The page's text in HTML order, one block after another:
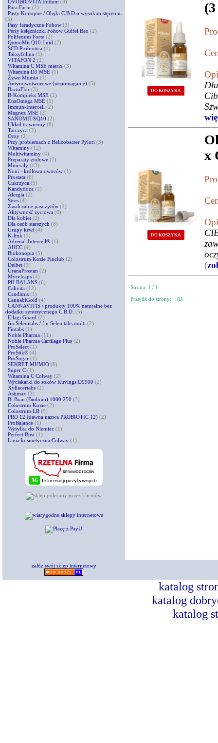
OVOBIOVITA Initium (3)
Para Farm (2)
Pasty Konopne / Olejki C.B.D o wysokim stężeniu.
(5)
Pasy faradyczne Fohow (3)
Perły księżniczki Fohow Guifei Bao (2)
Polifenum Forte (2)
QuinoMit Q10 fluid (2)
SCD Probiotica (1)
Taksyfolina (1)
VITAFON 2 (2)
Witamina C MSE matrix (3)
Witamina D3 MSE (1)
Żywe Mumio (1)
Antynowotworowe (wspomaganie) (5)
BactoFlor (3)
B-Kompleks MSE (2)
EnzOmega MSE (1)
Immun-Intercell (2)
Magnez MSE (2)
SANOMIT®Q10 (2)
Układ trawienny (8)
Tarczyca (2)
Oczy (2)
Przy problemach z Helicobacter Pylori (3)
Witaminy (12)
Multiwitaminy (4)
Preparaty ziołowe (7)
Minerały (13)
Noni - królowa owoców (1)
Prostata (6)
Cukrzyca (5)
Kandydoza (1)
Alergia (2)
Stres (4)
Zwalczanie pasożytów (1)
Aktywność życiowa (6)
Dla kobiet (2)
Dla osób starszych (8)
Grupy krwi (4)
K-link (1)
Adrenal-Intercell® (1)
AHCC (4)
Biokonopia (5)
Colostrum Kozie Finclub (2)
Delbet (1)
GranaProstan (2)
Mycelcaps (4)
PH BALANS (6)
Calivita (12)
Candimis (1)
CannabiGold (4)
CANNAVITIS / produkty 100% naturalne bez
dodatku syntetycznego C.B.D. (5)
Ellagi Guard (2)
fin Selenitabs / fin Selenitabs multi (2)
Fintabs (1)
Noble Pharma (11)
Noble Pharma Cartilage Plus (2)
ProSelect (1)
ProStik® (4)
ProSugar (1)
SEKRET MUMIO (8)
Super C (1)
Witamina C Colway (2)
Wyciskarki do soków Kuvings D9900 (2)
Xyliacertabs (2)
Astimax (2)
Bi.Bran (Biobran) 1000 250 (3)
Colostrum Kozie (2)
Colostrum LR (5)
PRO 12 (dawna nazwa PROBIOTIC 12) (2)
ProBalance (1)
Wysyłka do Niemiec (1)
Perfect Bust (1)
Linia kosmetyczna Colway (1)
DO KOSZYKA
DO KOSZYKA
x
(
Strona: 1 / 1
Przejdź do strony:
[1]
załóż swój sklep internetowy
katalog
katalog
katalog